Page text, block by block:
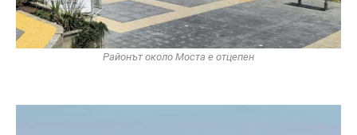
Районът около Моста е отцепен